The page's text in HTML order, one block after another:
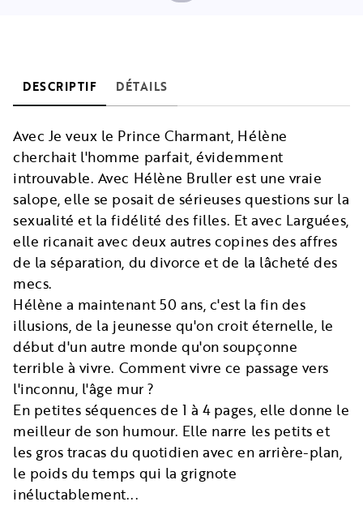
DESCRIPTIF DÉTAILS
Avec Je veux le Prince Charmant, Hélène
cherchait l'homme parfait, évidemment
introuvable. Avec Hélène Bruller est une vraie
salope, elle se posait de sérieuses questions sur la
sexualité et la fidélité des filles. Et avec Larguées,
elle ricanait avec deux autres copines des affres
de la séparation, du divorce et de la lâcheté des
mecs.
Hélène a maintenant 50 ans, c'est la fin des
illusions, de la jeunesse qu'on croit éternelle, le
début d'un autre monde qu'on soupçonne
terrible à vivre. Comment vivre ce passage vers
l'inconnu, l'âge mur ?
En petites séquences de 1 à 4 pages, elle donne le
meilleur de son humour. Elle narre les petits et
les gros tracas du quotidien avec en arrière-plan,
le poids du temps qui la grignote
inéluctablement...